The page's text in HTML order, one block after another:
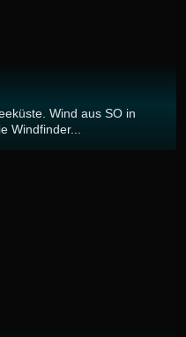
Wind aus SO in
Windfinder...